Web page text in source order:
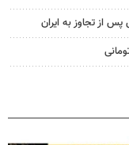
از تجاوز به ایران